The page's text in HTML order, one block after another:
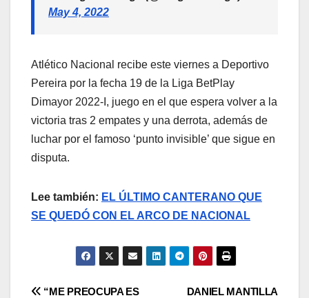
May 4, 2022
Atlético Nacional recibe este viernes a Deportivo
Pereira por la fecha 19 de la Liga BetPlay
Dimayor 2022-I, juego en el que espera volver a la
victoria tras 2 empates y una derrota, además de
luchar por el famoso ‘punto invisible’ que sigue en
disputa.
Lee también: EL ÚLTIMO CANTERANO QUE
SE QUEDÓ CON EL ARCO DE NACIONAL
DANIEL MANTILLA
“ME PREOCUPA ES